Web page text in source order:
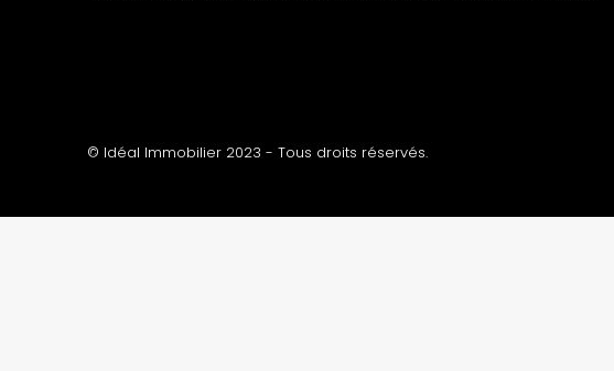
© Idéal Immobilier 2023 - Tous droits réservés.